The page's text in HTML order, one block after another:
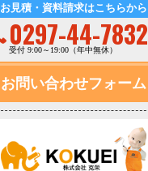
お見積・資料請求はこちらから
0297-44-7832
受付 9:00～19:00（年中無休）
お問い合わせフォーム